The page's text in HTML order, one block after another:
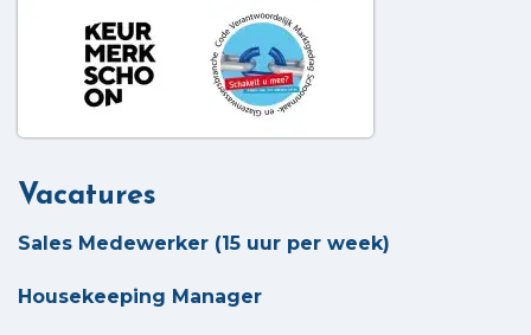
Vacatures
Sales Medewerker (15 uur per week)
Housekeeping Manager